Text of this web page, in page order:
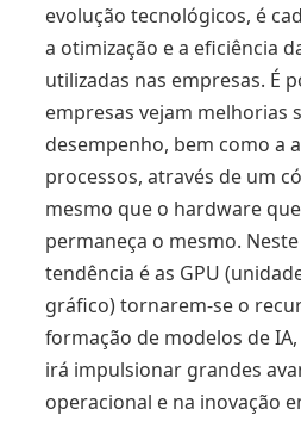
evolução tecnológicos, é
a otimização e a eficiência
utilizadas nas empresas. É
empresas vejam melhorias
desempenho, bem como a
processos, através de um
mesmo que o hardware
permaneça o mesmo.
tendência é as GPU
gráfico) tornarem-se o
formação de modelos de
irá impulsionar grandes
operacional e na inovação